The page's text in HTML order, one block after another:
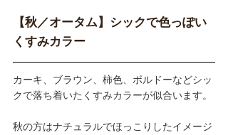
【秋／オータム】シックで色っぽい
くすみカラー
カーキ、ブラウン、柿色、ボルドーなどシッ
クで落ち着いたくすみカラーが似合います。
秋の方はナチュラルでほっこりしたイメージ